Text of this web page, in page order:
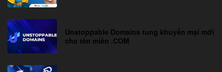
Unstoppable Domains tung khuyến mại mới
cho tên miền .COM